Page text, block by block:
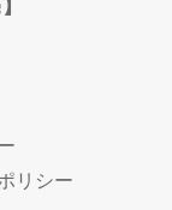
リシー